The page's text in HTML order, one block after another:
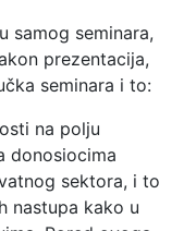
samog seminara,
prezentacija,
seminara i to:
na polju
donosiocima
sektora, i to
nastupa kako u